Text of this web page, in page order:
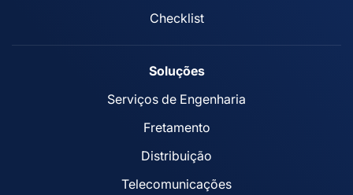
Checklist
Soluções
Serviços de Engenharia
Fretamento
Distribuição
Telecomunicações